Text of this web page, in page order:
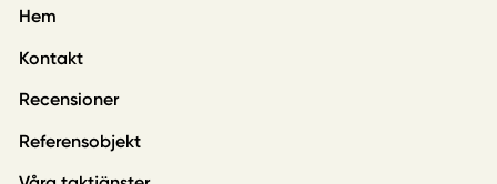
Hem
Kontakt
Recensioner
Referensobjekt